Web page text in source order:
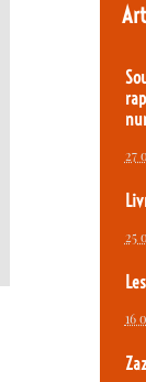
27
25
16